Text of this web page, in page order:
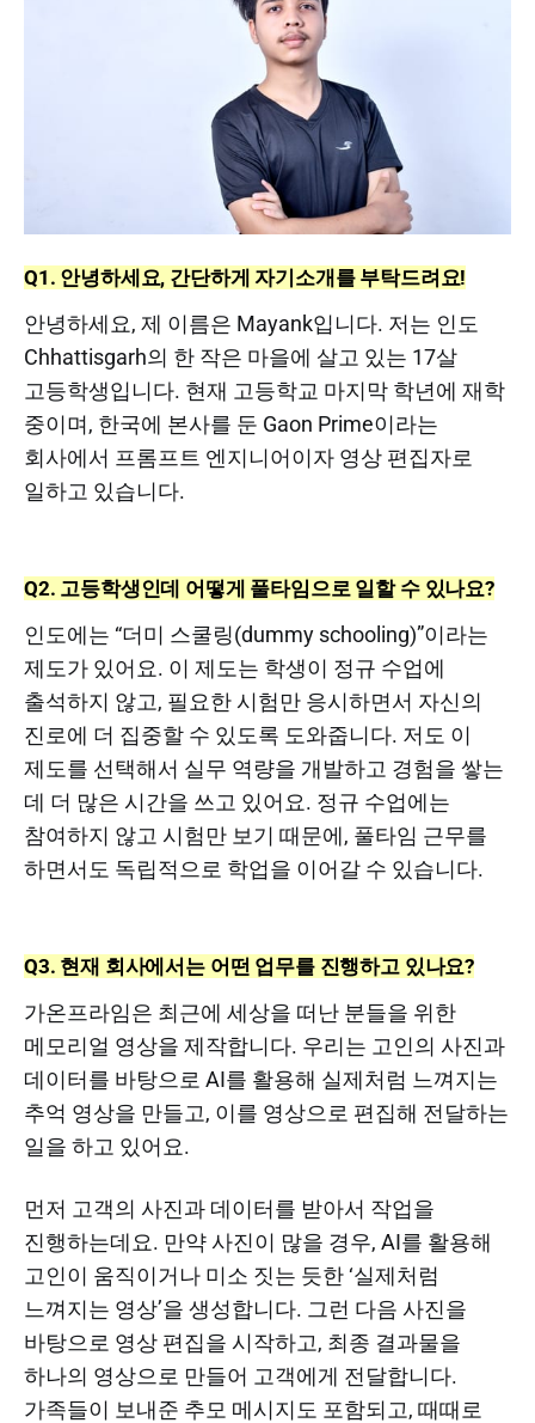
Q1. 안녕하세요, 간단하게 자기소개를 부탁드려요!
안녕하세요, 제 이름은 Mayank입니다. 저는 인도
Chhattisgarh의 한 작은 마을에 살고 있는 17살
고등학생입니다. 현재 고등학교 마지막 학년에 재학
중이며, 한국에 본사를 둔 Gaon Prime이라는
회사에서 프롬프트 엔지니어이자 영상 편집자로
일하고 있습니다.
Q2. 고등학생인데 어떻게 풀타임으로 일할 수 있나요?
인도에는 “더미 스쿨링(dummy schooling)”이라는
제도가 있어요. 이 제도는 학생이 정규 수업에
출석하지 않고, 필요한 시험만 응시하면서 자신의
진로에 더 집중할 수 있도록 도와줍니다. 저도 이
제도를 선택해서 실무 역량을 개발하고 경험을 쌓는
데 더 많은 시간을 쓰고 있어요. 정규 수업에는
참여하지 않고 시험만 보기 때문에, 풀타임 근무를
하면서도 독립적으로 학업을 이어갈 수 있습니다.
Q3. 현재 회사에서는 어떤 업무를 진행하고 있나요?
가온프라임은 최근에 세상을 떠난 분들을 위한
메모리얼 영상을 제작합니다. 우리는 고인의 사진과
데이터를 바탕으로 AI를 활용해 실제처럼 느껴지는
추억 영상을 만들고, 이를 영상으로 편집해 전달하는
일을 하고 있어요.
먼저 고객의 사진과 데이터를 받아서 작업을
진행하는데요. 만약 사진이 많을 경우, AI를 활용해
고인이 움직이거나 미소 짓는 듯한 ‘실제처럼
느껴지는 영상’을 생성합니다. 그런 다음 사진을
바탕으로 영상 편집을 시작하고, 최종 결과물을
하나의 영상으로 만들어 고객에게 전달합니다.
가족들이 보내준 추모 메시지도 포함되고, 때때로